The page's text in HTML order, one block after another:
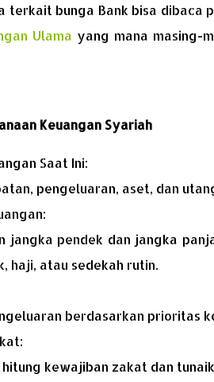
terkait bunga Bank bisa dibaca
Ulama yang mana masing-
Keuangan Syariah
Saat Ini:
pengeluaran, aset, dan
jangka pendek dan jangka
haji, atau sedekah rutin.
berdasarkan prioritas
kewajiban zakat dan